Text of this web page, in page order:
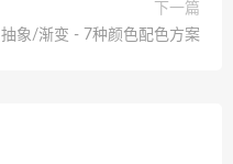
下一篇
抽象/渐变 - 7种颜色配色方案